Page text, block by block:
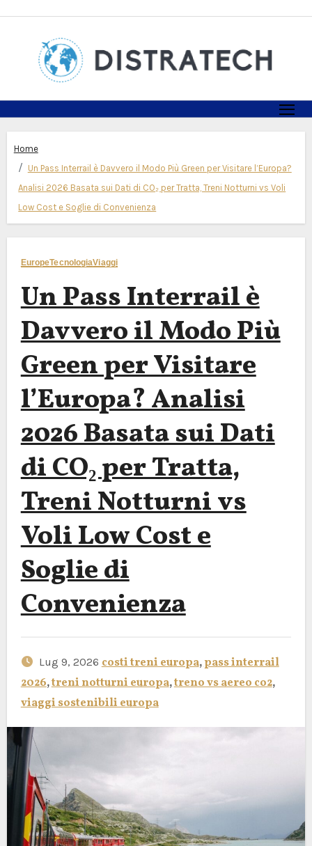
Home
Un Pass Interrail è Davvero il Modo Più Green per Visitare l’Europa?
Analisi 2026 Basata sui Dati di CO₂ per Tratta, Treni Notturni vs Voli
Low Cost e Soglie di Convenienza
EuropeTecnologiaViaggi
Un Pass Interrail è
Davvero il Modo Più
Green per Visitare
l’Europa? Analisi
2026 Basata sui Dati
di CO₂ per Tratta,
Treni Notturni vs
Voli Low Cost e
Soglie di
Convenienza
Lug 9, 2026 costi treni europa,pass interrail
2026,treni notturni europa,treno vs aereo co2,
viaggi sostenibili europa